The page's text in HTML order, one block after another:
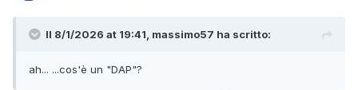
Il 8/1/2026 at 19:41, massimo57 ha scritto:
ah... ...cos'è un "DAP"?